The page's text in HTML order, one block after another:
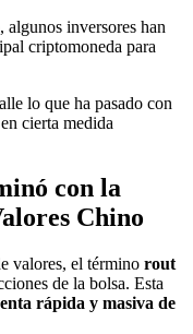
algunos inversores han
criptomoneda para
lo que ha pasado con
cierta medida
con la
Chino
valores, el término rout
de la bolsa. Esta
rápida y masiva de